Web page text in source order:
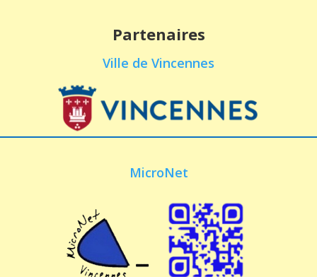
Partenaires
Ville de Vincennes
MicroNet